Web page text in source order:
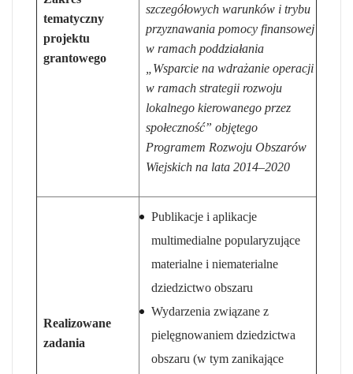
tematyczny
projektu
grantowego
szczegółowych warunków i trybu
przyznawania pomocy finansowej
w ramach poddziałania
„Wsparcie na wdrażanie operacji
w ramach strategii rozwoju
lokalnego kierowanego przez
społeczność” objętego
Programem Rozwoju Obszarów
Wiejskich na lata 2014–2020
Realizowane
zadania
Publikacje i aplikacje
multimedialne popularyzujące
materialne i niematerialne
dziedzictwo obszaru
Wydarzenia związane z
pielęgnowaniem dziedzictwa
obszaru (w tym zanikające